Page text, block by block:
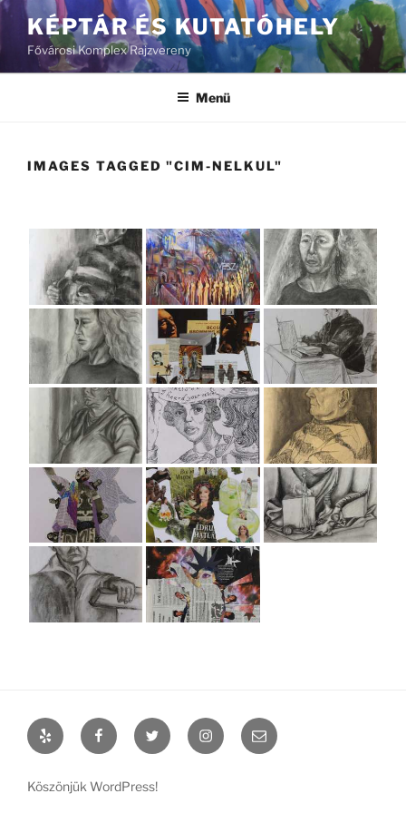
Tartalomhoz
KÉPTÁR ÉS KUTATÓHELY
Fővárosi Komplex Rajzvereny
Menü
IMAGES TAGGED "CIM-NELKUL"
Yelp FacebookTwitter InstagramEmail
Köszönjük WordPress!